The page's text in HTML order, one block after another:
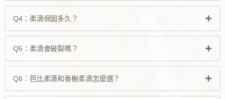
Q4：柔滴保固多久？
Q5：柔滴會破裂嗎？
Q6：芭比柔滴和香榭柔滴怎麼選？